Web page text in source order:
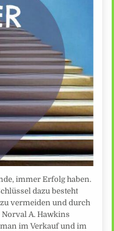
immer Erfolg haben.
dazu besteht
vermeiden und durch
A. Hawkins
im Verkauf und im